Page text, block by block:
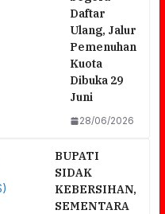
Daftar
Ulang, Jalur
Pemenuhan
Kuota
Dibuka 29
Juni
28/06/2026
BUPATI
SIDAK
KEBERSIHAN,
SEMENTARA